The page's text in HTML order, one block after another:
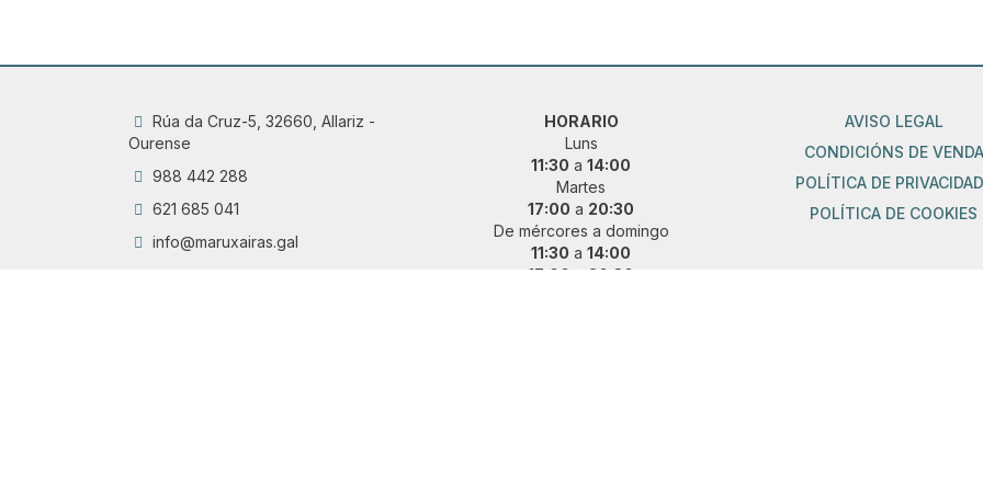
Rúa da Cruz-5, 32660, Allariz -
Ourense
988 442 288
621 685 041
info@maruxairas.gal
HORARIO
Luns
11:30 a 14:00
Martes
17:00 a 20:30
De mércores a domingo
11:30 a 14:00
17:00
20:30
AVISO LEGAL
CONDICIÓNS DE VENDA
POLÍTICA DE
POLÍTICA DE COOKIES